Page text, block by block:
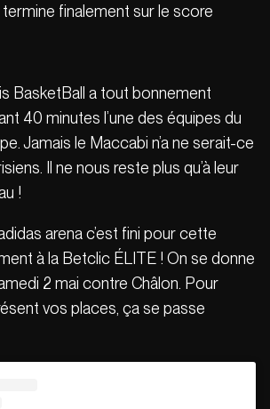
finalement sur le score
BasketBall a tout bonnement
40 minutes l’une des équipes du
Jamais le Maccabi n’a ne serait-ce
Il ne nous reste plus qu’à leur
!
arena c’est fini pour cette
à la Betclic ÉLITE ! On se donne
2 mai contre Châlon. Pour
vos places, ça se passe